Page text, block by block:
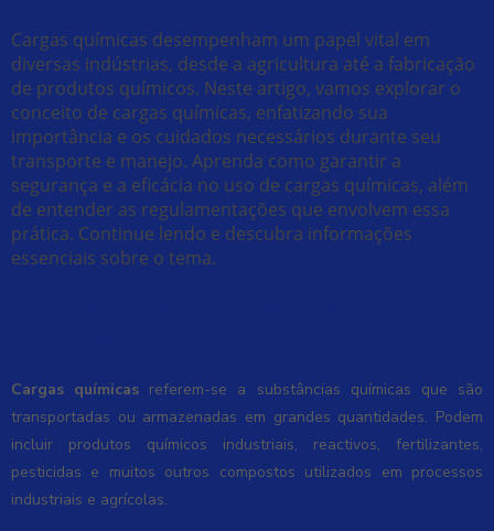
Cargas químicas desempenham um papel vital em
diversas indústrias, desde a agricultura até a fabricação
de produtos químicos. Neste artigo, vamos explorar o
conceito de cargas químicas, enfatizando sua
importância e os cuidados necessários durante seu
transporte e manejo. Aprenda como garantir a
segurança e a eficácia no uso de cargas químicas, além
de entender as regulamentações que envolvem essa
prática. Continue lendo e descubra informações
essenciais sobre o tema.
Cargas químicas referem-se a substâncias químicas que são
transportadas ou armazenadas em grandes quantidades. Podem
incluir produtos químicos industriais, reactivos, fertilizantes,
pesticidas e muitos outros compostos utilizados em processos
industriais e agrícolas.